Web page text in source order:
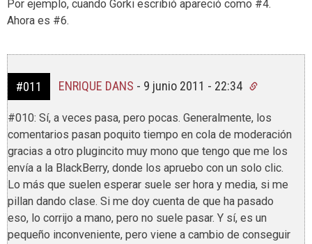
Por ejemplo, cuando Gorki escribió apareció como #4.
Ahora es #6.
#011 ENRIQUE DANS - 9 junio 2011 - 22:34
#010: Sí, a veces pasa, pero pocas. Generalmente, los
comentarios pasan poquito tiempo en cola de moderación
gracias a otro plugincito muy mono que tengo que me los
envía a la BlackBerry, donde los apruebo con un solo clic.
Lo más que suelen esperar suele ser hora y media, si me
pillan dando clase. Si me doy cuenta de que ha pasado
eso, lo corrijo a mano, pero no suele pasar. Y sí, es un
pequeño inconveniente, pero viene a cambio de conseguir